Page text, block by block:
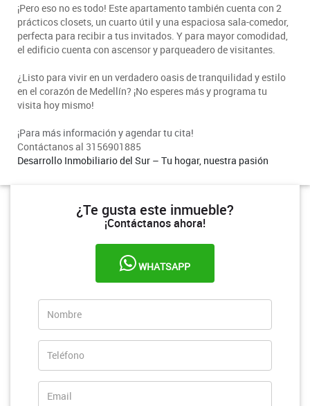
¡Pero eso no es todo! Este apartamento también cuenta con 2
prácticos closets, un cuarto útil y una espaciosa sala-comedor,
perfecta para recibir a tus invitados. Y para mayor comodidad,
el edificio cuenta con ascensor y parqueadero de visitantes.
¿Listo para vivir en un verdadero oasis de tranquilidad y estilo
en el corazón de Medellín? ¡No esperes más y programa tu
visita hoy mismo!
¡Para más información y agendar tu cita!
Contáctanos al 3156901885
Desarrollo Inmobiliario del Sur – Tu hogar, nuestra pasión
¿Te gusta este inmueble?
¡Contáctanos ahora!
WHATSAPP